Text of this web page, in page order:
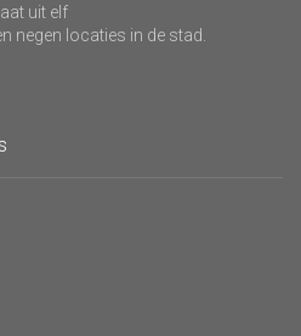
uit elf
negen locaties in de stad.